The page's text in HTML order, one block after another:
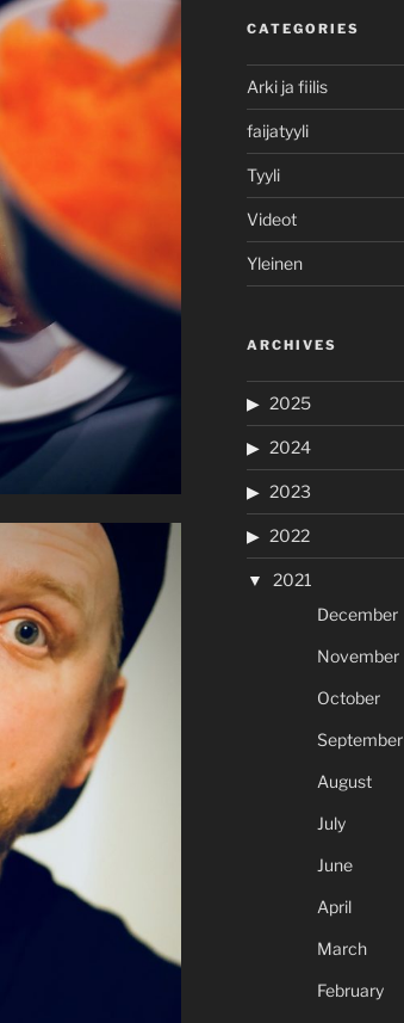
CATEGORIES
Arki ja fiilis
faijatyyli
Tyyli
Videot
Yleinen
ARCHIVES
2025
2024
2023
2022
2021
December
November
October
September
August
July
June
April
March
February